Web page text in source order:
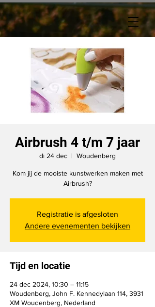
Airbrush 4 t/m 7 jaar
di 24 dec
  |
Woudenberg
Kom jij de mooiste kunstwerken maken met
Airbrush?
Registratie is afgesloten
Andere evenementen bekijken
Tijd en locatie
24 dec 2024, 10:30 – 11:15
Woudenberg, John F. Kennedylaan 114, 3931
XM Woudenberg, Nederland